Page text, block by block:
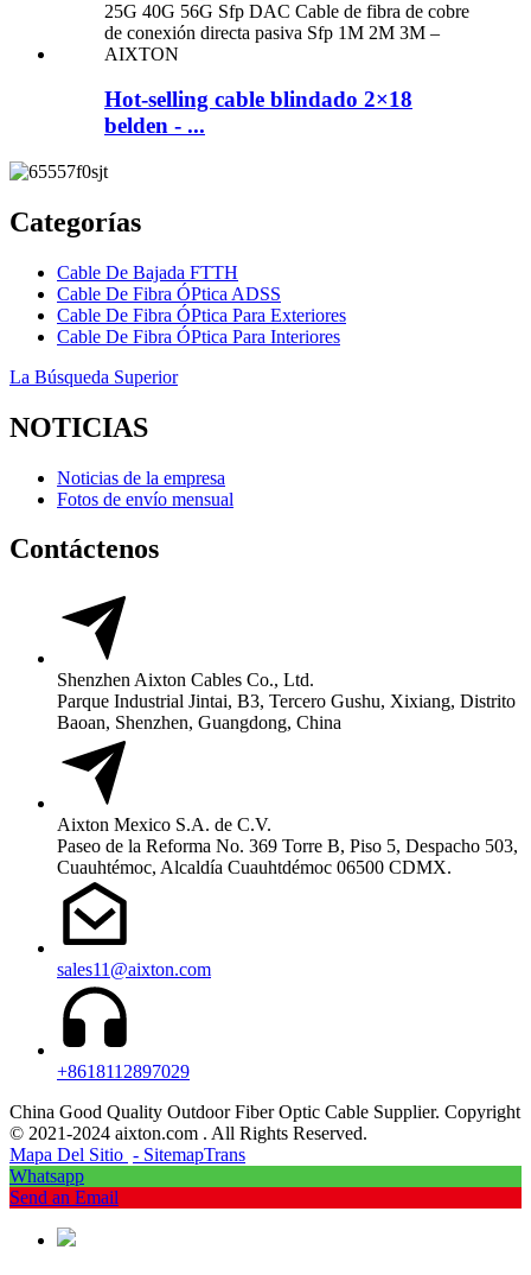
Hot-selling cable blindado 2×18
belden - ...
Categorías
Cable De Bajada FTTH
Cable De Fibra ÓPtica ADSS
Cable De Fibra ÓPtica Para Exteriores
Cable De Fibra ÓPtica Para Interiores
La Búsqueda Superior
NOTICIAS
Noticias de la empresa
Fotos de envío mensual
Contáctenos
Shenzhen Aixton Cables Co., Ltd.
Parque Industrial Jintai, B3, Tercero Gushu, Xixiang, Distrito
Baoan, Shenzhen, Guangdong, China
Aixton Mexico S.A. de C.V.
Paseo de la Reforma No. 369 Torre B, Piso 5, Despacho 503,
Cuauhtémoc, Alcaldía Cuauhtdémoc 06500 CDMX.
sales11@aixton.com
+8618112897029
China Good Quality Outdoor Fiber Optic Cable Supplier. Copyright
© 2021-2024 aixton.com . All Rights Reserved.
Mapa Del Sitio - SitemapTrans
Whatsapp
Send an Email